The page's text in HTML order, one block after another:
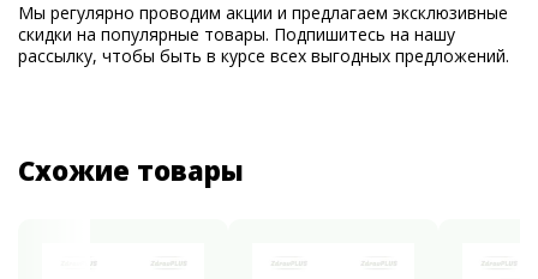
Мы регулярно проводим акции и предлагаем эксклюзивные
скидки на популярные товары. Подпишитесь на нашу
рассылку, чтобы быть в курсе всех выгодных предложений.
Схожие товары